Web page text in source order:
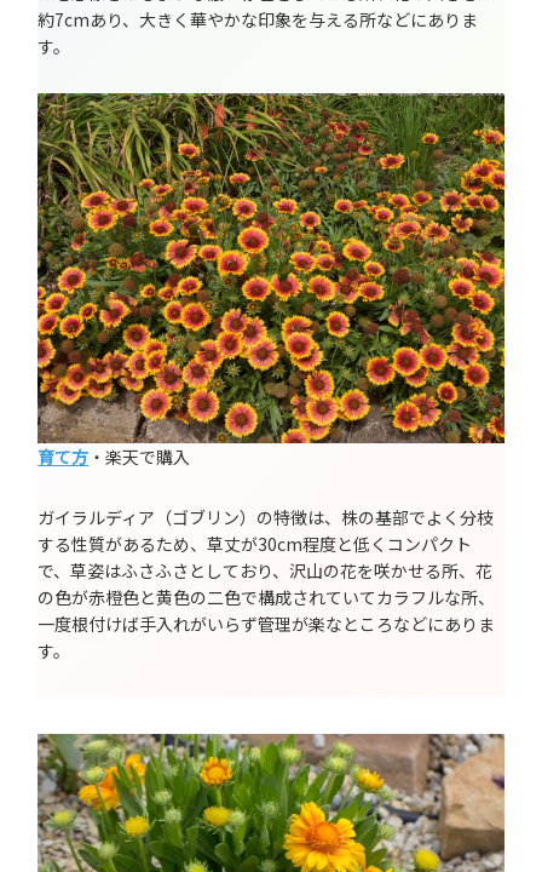
約7cmあり、大きく華やかな印象を与える所などにありま
す。
育て方 ・楽天で購入
ガイラルディア（ゴブリン）の特徴は、株の基部でよく分枝
する性質があるため、草丈が30cm程度と低くコンパクト
で、草姿はふさふさとしており、沢山の花を咲かせる所、花
の色が赤橙色と黄色の二色で構成されていてカラフルな所、
一度根付けば手入れがいらず管理が楽なところなどにありま
す。